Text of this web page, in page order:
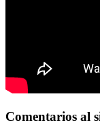
Comentarios al